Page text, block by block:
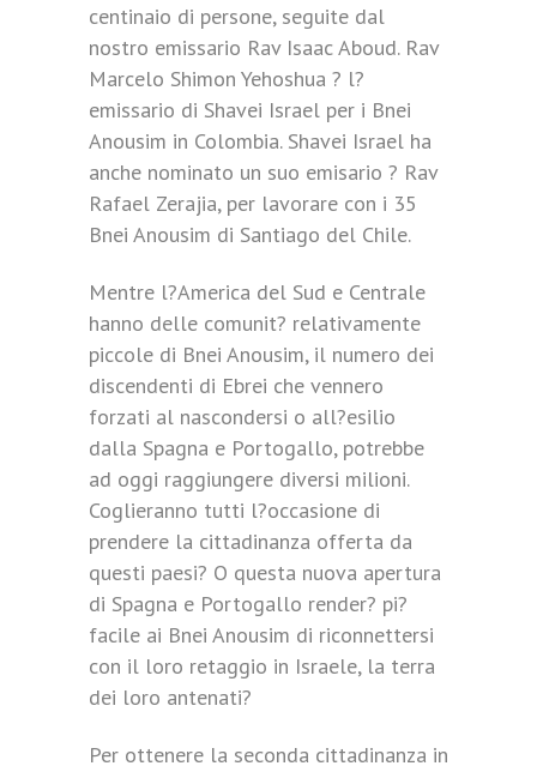
centinaio di persone, seguite dal
nostro emissario Rav Isaac Aboud. Rav
Marcelo Shimon Yehoshua ? l?
emissario di Shavei Israel per i Bnei
Anousim in Colombia. Shavei Israel ha
anche nominato un suo emisario ? Rav
Rafael Zerajia, per lavorare con i 35
Bnei Anousim di Santiago del Chile.
Mentre l?America del Sud e Centrale
hanno delle comunit? relativamente
piccole di Bnei Anousim, il numero dei
discendenti di Ebrei che vennero
forzati al nascondersi o all?esilio
dalla Spagna e Portogallo, potrebbe
ad oggi raggiungere diversi milioni.
Coglieranno tutti l?occasione di
prendere la cittadinanza offerta da
questi paesi? O questa nuova apertura
di Spagna e Portogallo render? pi?
facile ai Bnei Anousim di riconnettersi
con il loro retaggio in Israele, la terra
dei loro antenati?
Per ottenere la seconda cittadinanza in